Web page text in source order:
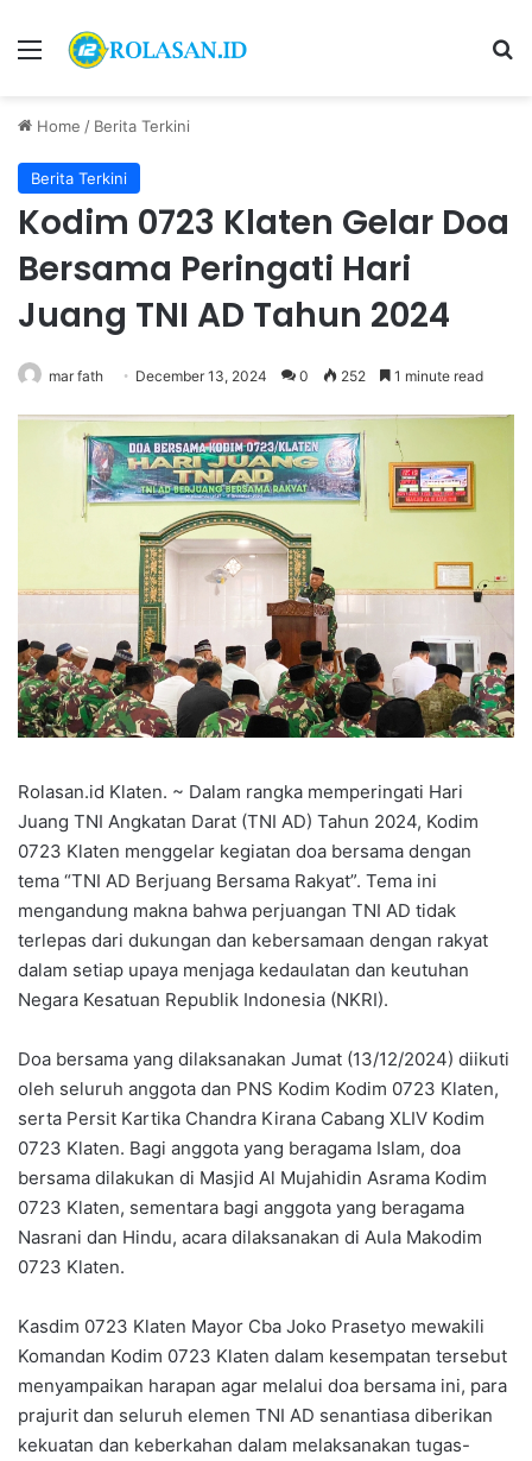
Menu
Home / Berita Terkini
Berita Terkini
Kodim 0723 Klaten Gelar Doa
Bersama Peringati Hari
Juang TNI AD Tahun 2024
mar fath December 13, 2024 0 252 1 minute read
Rolasan.id Klaten. ~ Dalam rangka memperingati Hari
Juang TNI Angkatan Darat (TNI AD) Tahun 2024, Kodim
0723 Klaten menggelar kegiatan doa bersama dengan
tema “TNI AD Berjuang Bersama Rakyat”. Tema ini
mengandung makna bahwa perjuangan TNI AD tidak
terlepas dari dukungan dan kebersamaan dengan rakyat
dalam setiap upaya menjaga kedaulatan dan keutuhan
Negara Kesatuan Republik Indonesia (NKRI).
Doa bersama yang dilaksanakan Jumat (13/12/2024) diikuti
oleh seluruh anggota dan PNS Kodim Kodim 0723 Klaten,
serta Persit Kartika Chandra Kirana Cabang XLIV Kodim
0723 Klaten. Bagi anggota yang beragama Islam, doa
bersama dilakukan di Masjid Al Mujahidin Asrama Kodim
0723 Klaten, sementara bagi anggota yang beragama
Nasrani dan Hindu, acara dilaksanakan di Aula Makodim
0723 Klaten.
Kasdim 0723 Klaten Mayor Cba Joko Prasetyo mewakili
Komandan Kodim 0723 Klaten dalam kesempatan tersebut
menyampaikan harapan agar melalui doa bersama ini, para
prajurit dan seluruh elemen TNI AD senantiasa diberikan
kekuatan dan keberkahan dalam melaksanakan tugas-